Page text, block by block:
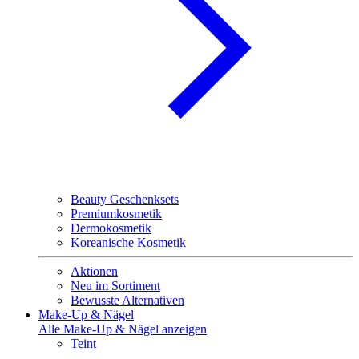
Beauty Geschenksets
Premiumkosmetik
Dermokosmetik
Koreanische Kosmetik
Aktionen
Neu im Sortiment
Bewusste Alternativen
Make-Up & Nägel
Alle Make-Up & Nägel anzeigen
Teint